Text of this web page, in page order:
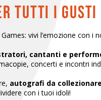
tutti i gusti
vivi l’emozione con i
cantanti e
concerti e incontri
autografi da
con i tuoi idoli!